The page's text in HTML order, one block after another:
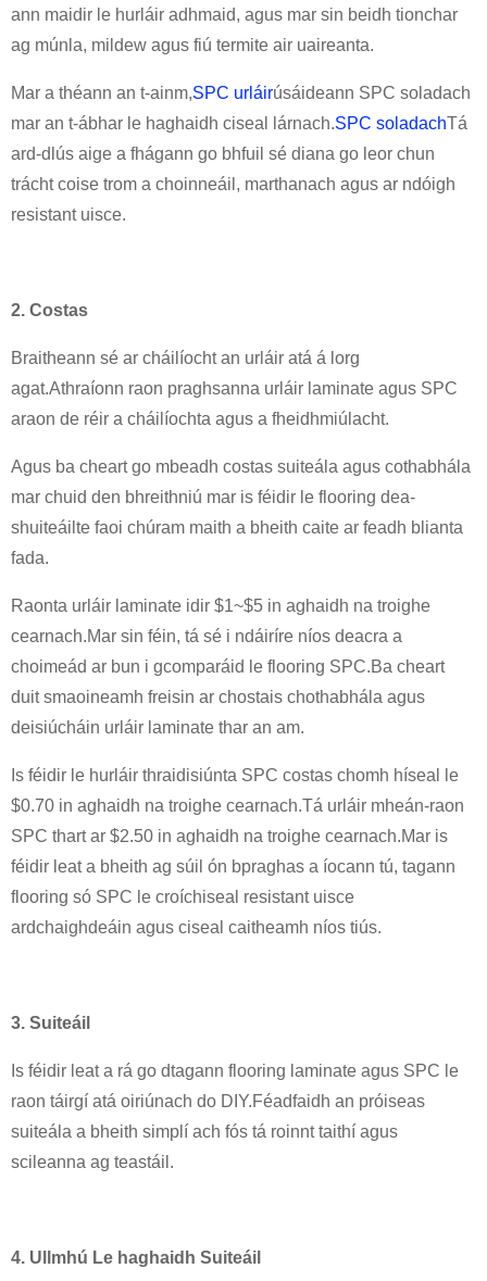
ann maidir le hurláir adhmaid, agus mar sin beidh tionchar
ag múnla, mildew agus fiú termite air uaireanta.
Mar a théann an t-ainm,SPC urláirúsáideann SPC soladach
mar an t-ábhar le haghaidh ciseal lárnach.SPC soladachTá
ard-dlús aige a fhágann go bhfuil sé diana go leor chun
trácht coise trom a choinneáil, marthanach agus ar ndóigh
resistant uisce.
2. Costas
Braitheann sé ar cháilíocht an urláir atá á lorg
agat.Athraíonn raon praghsanna urláir laminate agus SPC
araon de réir a cháilíochta agus a fheidhmiúlacht.
Agus ba cheart go mbeadh costas suiteála agus cothabhála
mar chuid den bhreithniú mar is féidir le flooring dea-
shuiteáilte faoi chúram maith a bheith caite ar feadh blianta
fada.
Raonta urláir laminate idir $1~$5 in aghaidh na troighe
cearnach.Mar sin féin, tá sé i ndáiríre níos deacra a
choimeád ar bun i gcomparáid le flooring SPC.Ba cheart
duit smaoineamh freisin ar chostais chothabhála agus
deisiúcháin urláir laminate thar an am.
Is féidir le hurláir thraidisiúnta SPC costas chomh híseal le
$0.70 in aghaidh na troighe cearnach.Tá urláir mheán-raon
SPC thart ar $2.50 in aghaidh na troighe cearnach.Mar is
féidir leat a bheith ag súil ón bpraghas a íocann tú, tagann
flooring só SPC le croíchiseal resistant uisce
ardchaighdeáin agus ciseal caitheamh níos tiús.
3. Suiteáil
Is féidir leat a rá go dtagann flooring laminate agus SPC le
raon táirgí atá oiriúnach do DIY.Féadfaidh an próiseas
suiteála a bheith simplí ach fós tá roinnt taithí agus
scileanna ag teastáil.
4. Ullmhú Le haghaidh Suiteáil